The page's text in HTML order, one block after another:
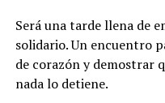
Será una tarde llena de
solidario. Un encuentro
de corazón y demostrar
nada lo detiene.